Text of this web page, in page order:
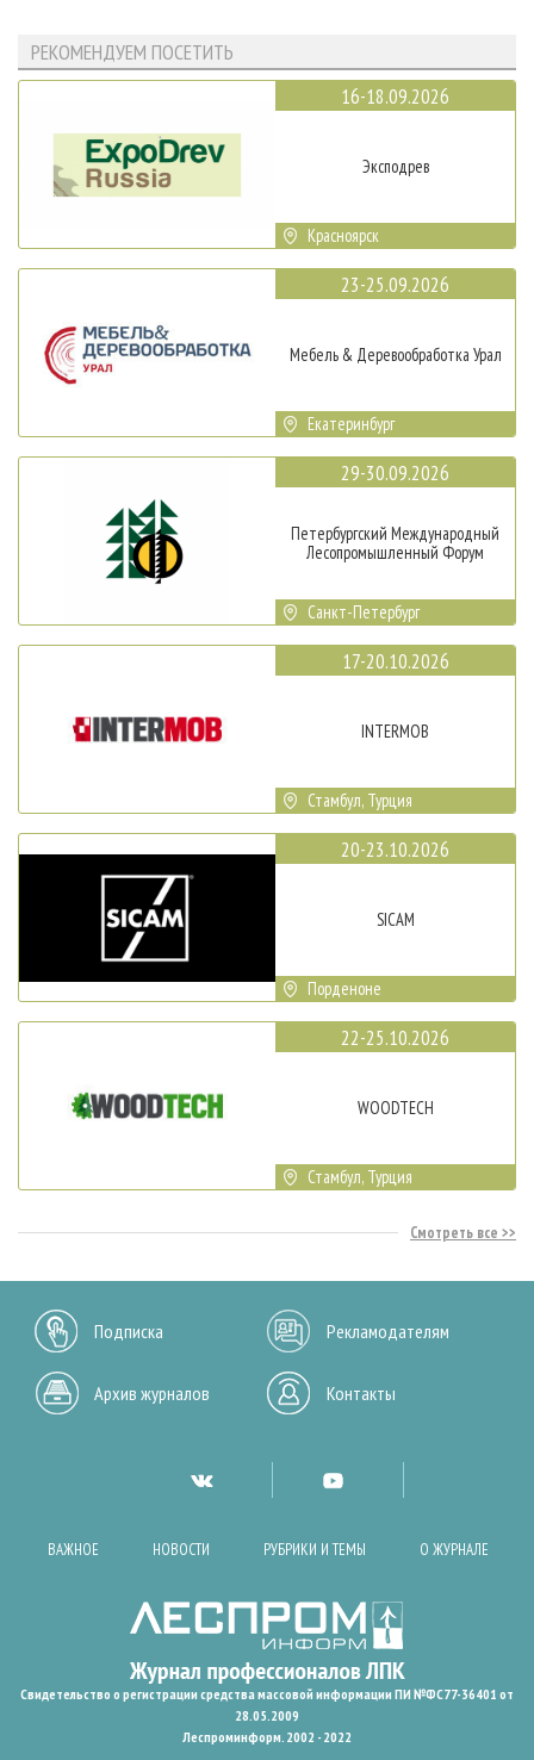
РЕКОМЕНДУЕМ ПОСЕТИТЬ
16-18.09.2026
Эксподрев
Красноярск
23-25.09.2026
Мебель & Деревообработка Урал
Екатеринбург
29-30.09.2026
Петербургский Международный
Лесопромышленный Форум
Санкт-Петербург
17-20.10.2026
INTERMOB
Стамбул, Турция
20-23.10.2026
SICAM
Порденоне
22-25.10.2026
WOODTECH
Стамбул, Турция
Смотреть все
Подписка Рекламодателям
Архив журналов Контакты
ВАЖНОЕ НОВОСТИ РУБРИКИ И ТЕМЫ О ЖУРНАЛЕ
Свидетельство о регистрации средства массовой информации ПИ №ФС77-36401 от
28.05.2009
Леспроминформ. 2002 - 2022